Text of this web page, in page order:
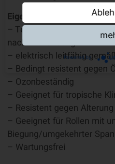
Eigenschaften:
– Temperaturbereich von -
nach Anwendung
– elektrisch leitfähig
– Bedingt resistent gegen
– Ozonbeständig
– Geeignet für tropische
– Resistent gegen Alterung
– Geeignet für Rollen mit
Biegung/umgekehrter
– Wartungsfrei
Powered by